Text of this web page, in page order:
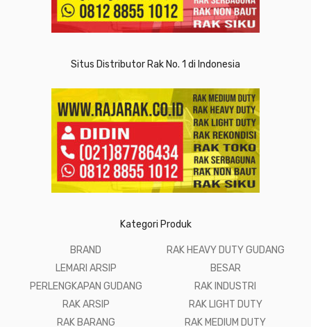
Situs Distributor Rak No. 1 di Indonesia
Kategori Produk
BRAND
LEMARI ARSIP
PERLENGKAPAN GUDANG
RAK ARSIP
RAK BARANG
RAK HEAVY DUTY GUDANG
BESAR
RAK INDUSTRI
RAK LIGHT DUTY
RAK MEDIUM DUTY